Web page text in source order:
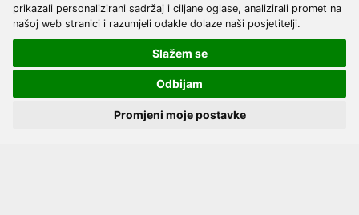
prikazali personalizirani sadržaj i ciljane oglase, analizirali promet na
našoj web stranici i razumjeli odakle dolaze naši posjetitelji.
Slažem se
Odbijam
Promjeni moje postavke
Upoznajte nas
Servis
Katalozi